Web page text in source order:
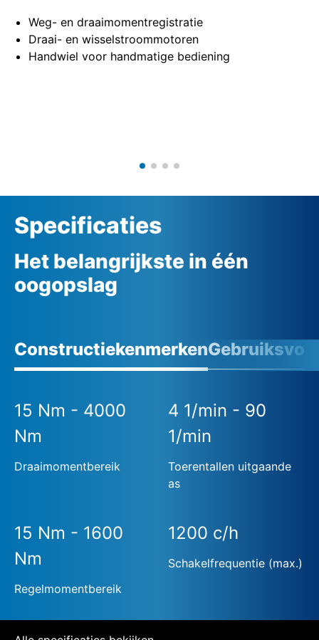
Weg- en draaimomentregistratie
Draai- en wisselstroommotoren
Handwiel voor handmatige bediening
Specificaties
Het belangrijkste in één
oogopslag
Constructiekenmerken
15 Nm - 4000
Nm
Draaimomentbereik
4 1/min - 90
1/min
Toerentallen uitgaande
as
15 Nm - 1600
Nm
Regelmomentbereik
1200 c/h
Schakelfrequentie (max.)